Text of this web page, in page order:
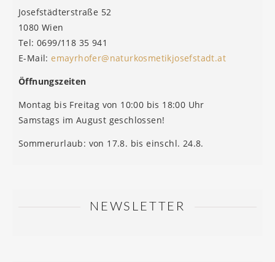
Josefstädterstraße 52
1080 Wien
Tel: 0699/118 35 941
E-Mail:emayrhofer@naturkosmetikjosefstadt.at
Öffnungszeiten
Montag bis Freitag von 10:00 bis 18:00 Uhr
Samstags im August geschlossen!
Sommerurlaub: von 17.8. bis einschl. 24.8.
NEWSLETTER